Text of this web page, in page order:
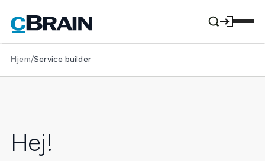
Hjem/Service builder
Hej!